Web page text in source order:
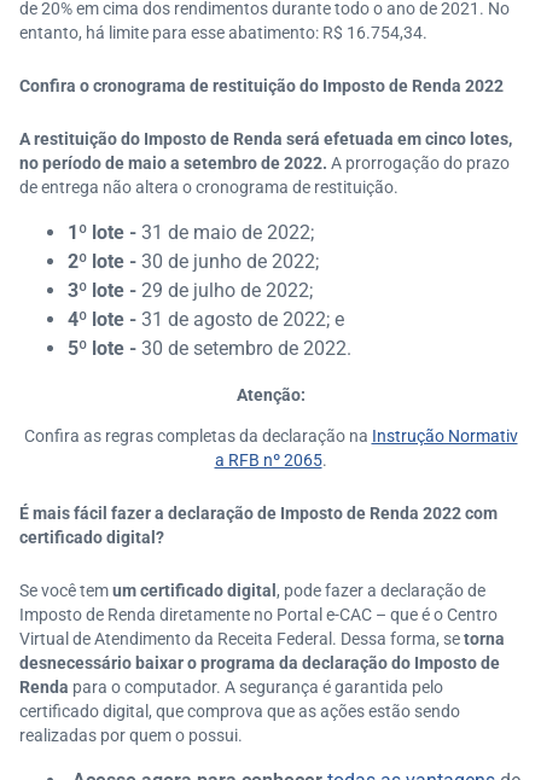
de 20% em cima dos rendimentos durante todo o ano de 2021. No
entanto, há limite para esse abatimento: R$ 16.754,34.
Confira o cronograma de restituição do Imposto de Renda 2022
A restituição do Imposto de Renda será efetuada em cinco lotes,
no período de maio a setembro de 2022. A prorrogação do prazo
de entrega não altera o cronograma de restituição.
1º lote - 31 de maio de 2022;
2º lote - 30 de junho de 2022;
3º lote - 29 de julho de 2022;
4º lote - 31 de agosto de 2022; e
5º lote - 30 de setembro de 2022.
Atenção:
Confira as regras completas da declaração na Instrução Normativ
a RFB nº 2065.
É mais fácil fazer a declaração de Imposto de Renda 2022 com
certificado digital?
Se você temum certificado digital , pode fazer a declaração de
Imposto de Renda diretamente no Portal e-CAC – que é o Centro
Virtual de Atendimento da Receita Federal. Dessa forma, setorna
desnecessário baixar o programa da declaração do Imposto de
Renda para o computador. A segurança é garantida pelo
certificado digital, que comprova que as ações estão sendo
realizadas por quem o possui.